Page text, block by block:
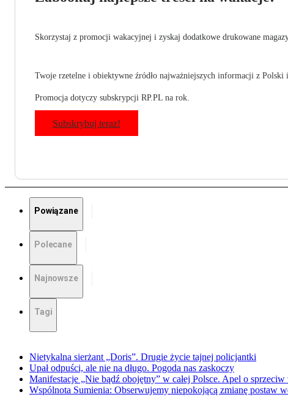
Skorzystaj z promocji wakacyjnej i zyskaj dodatkowe drukowane
Twoje rzetelne i obiektywne źródło najważniejszych informacji z Polski
Promocja dotyczy subskrypcji RP.PL na rok.
Subskrybuj teraz!
Powiązane
Polecane
Najnowsze
Tagi
Nietykalna sierżant „Doris”. Drugie życie tajnej policjantki
Upał odpuści, ale nie na długo. Pogoda nas zaskoczy
Manifestacje „Nie bądź obojętny” w całej Polsce. Apel o
Wspólnota Sumienia: Obserwujemy niepokojącą zmianę postaw